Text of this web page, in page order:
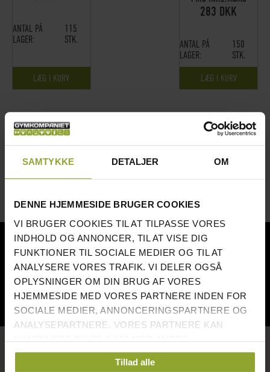
SAMTYKKE DETALJER OM
DENNE HJEMMESIDE BRUGER COOKIES
VI BRUGER COOKIES TIL AT TILPASSE VORES
INDHOLD OG ANNONCER, TIL AT VISE DIG
FUNKTIONER TIL SOCIALE MEDIER OG TIL AT
ANALYSERE VORES TRAFIK. VI DELER OGSÅ
OPLYSNINGER OM DIN BRUG AF VORES
HJEMMESIDE MED VORES PARTNERE INDEN FOR
SOCIALE MEDIER, ANNONCERINGSPARTNERE OG
ANALYSEPARTNERE. VORES PARTNERE KAN
KOMBINERE DISSE DATA MED ANDRE
OPLYSNINGER, DU HAR GIVET DEM, ELLER SOM DE
HAR INDSAMLET FRA DIN BRUG AF DERES
Tillad alle
ANTAL PÅ
LAGER:
115
STK.
LÆG I KURV
283 DKK
ANTAL PÅ
LAGER:
150
STK.
LÆG I KURV
NÖJDA KUNDER
HURTIGE LINKS
OM GYMKOMPANIET